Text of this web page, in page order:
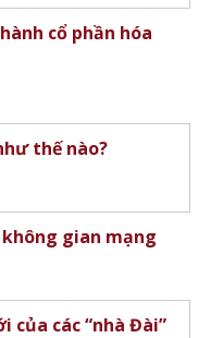
cổ phần hóa
thế nào?
gian mạng
của các “nhà Đài”